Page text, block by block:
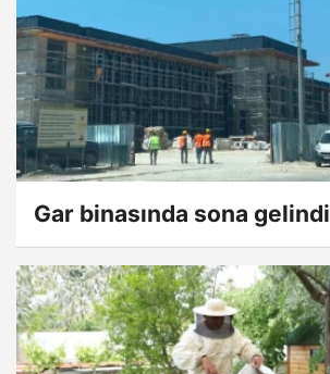
Gar binasında sona gelindi